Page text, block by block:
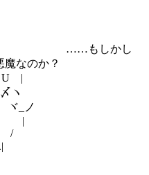
. ＼ ……もしかし
なのか？
|
|
/